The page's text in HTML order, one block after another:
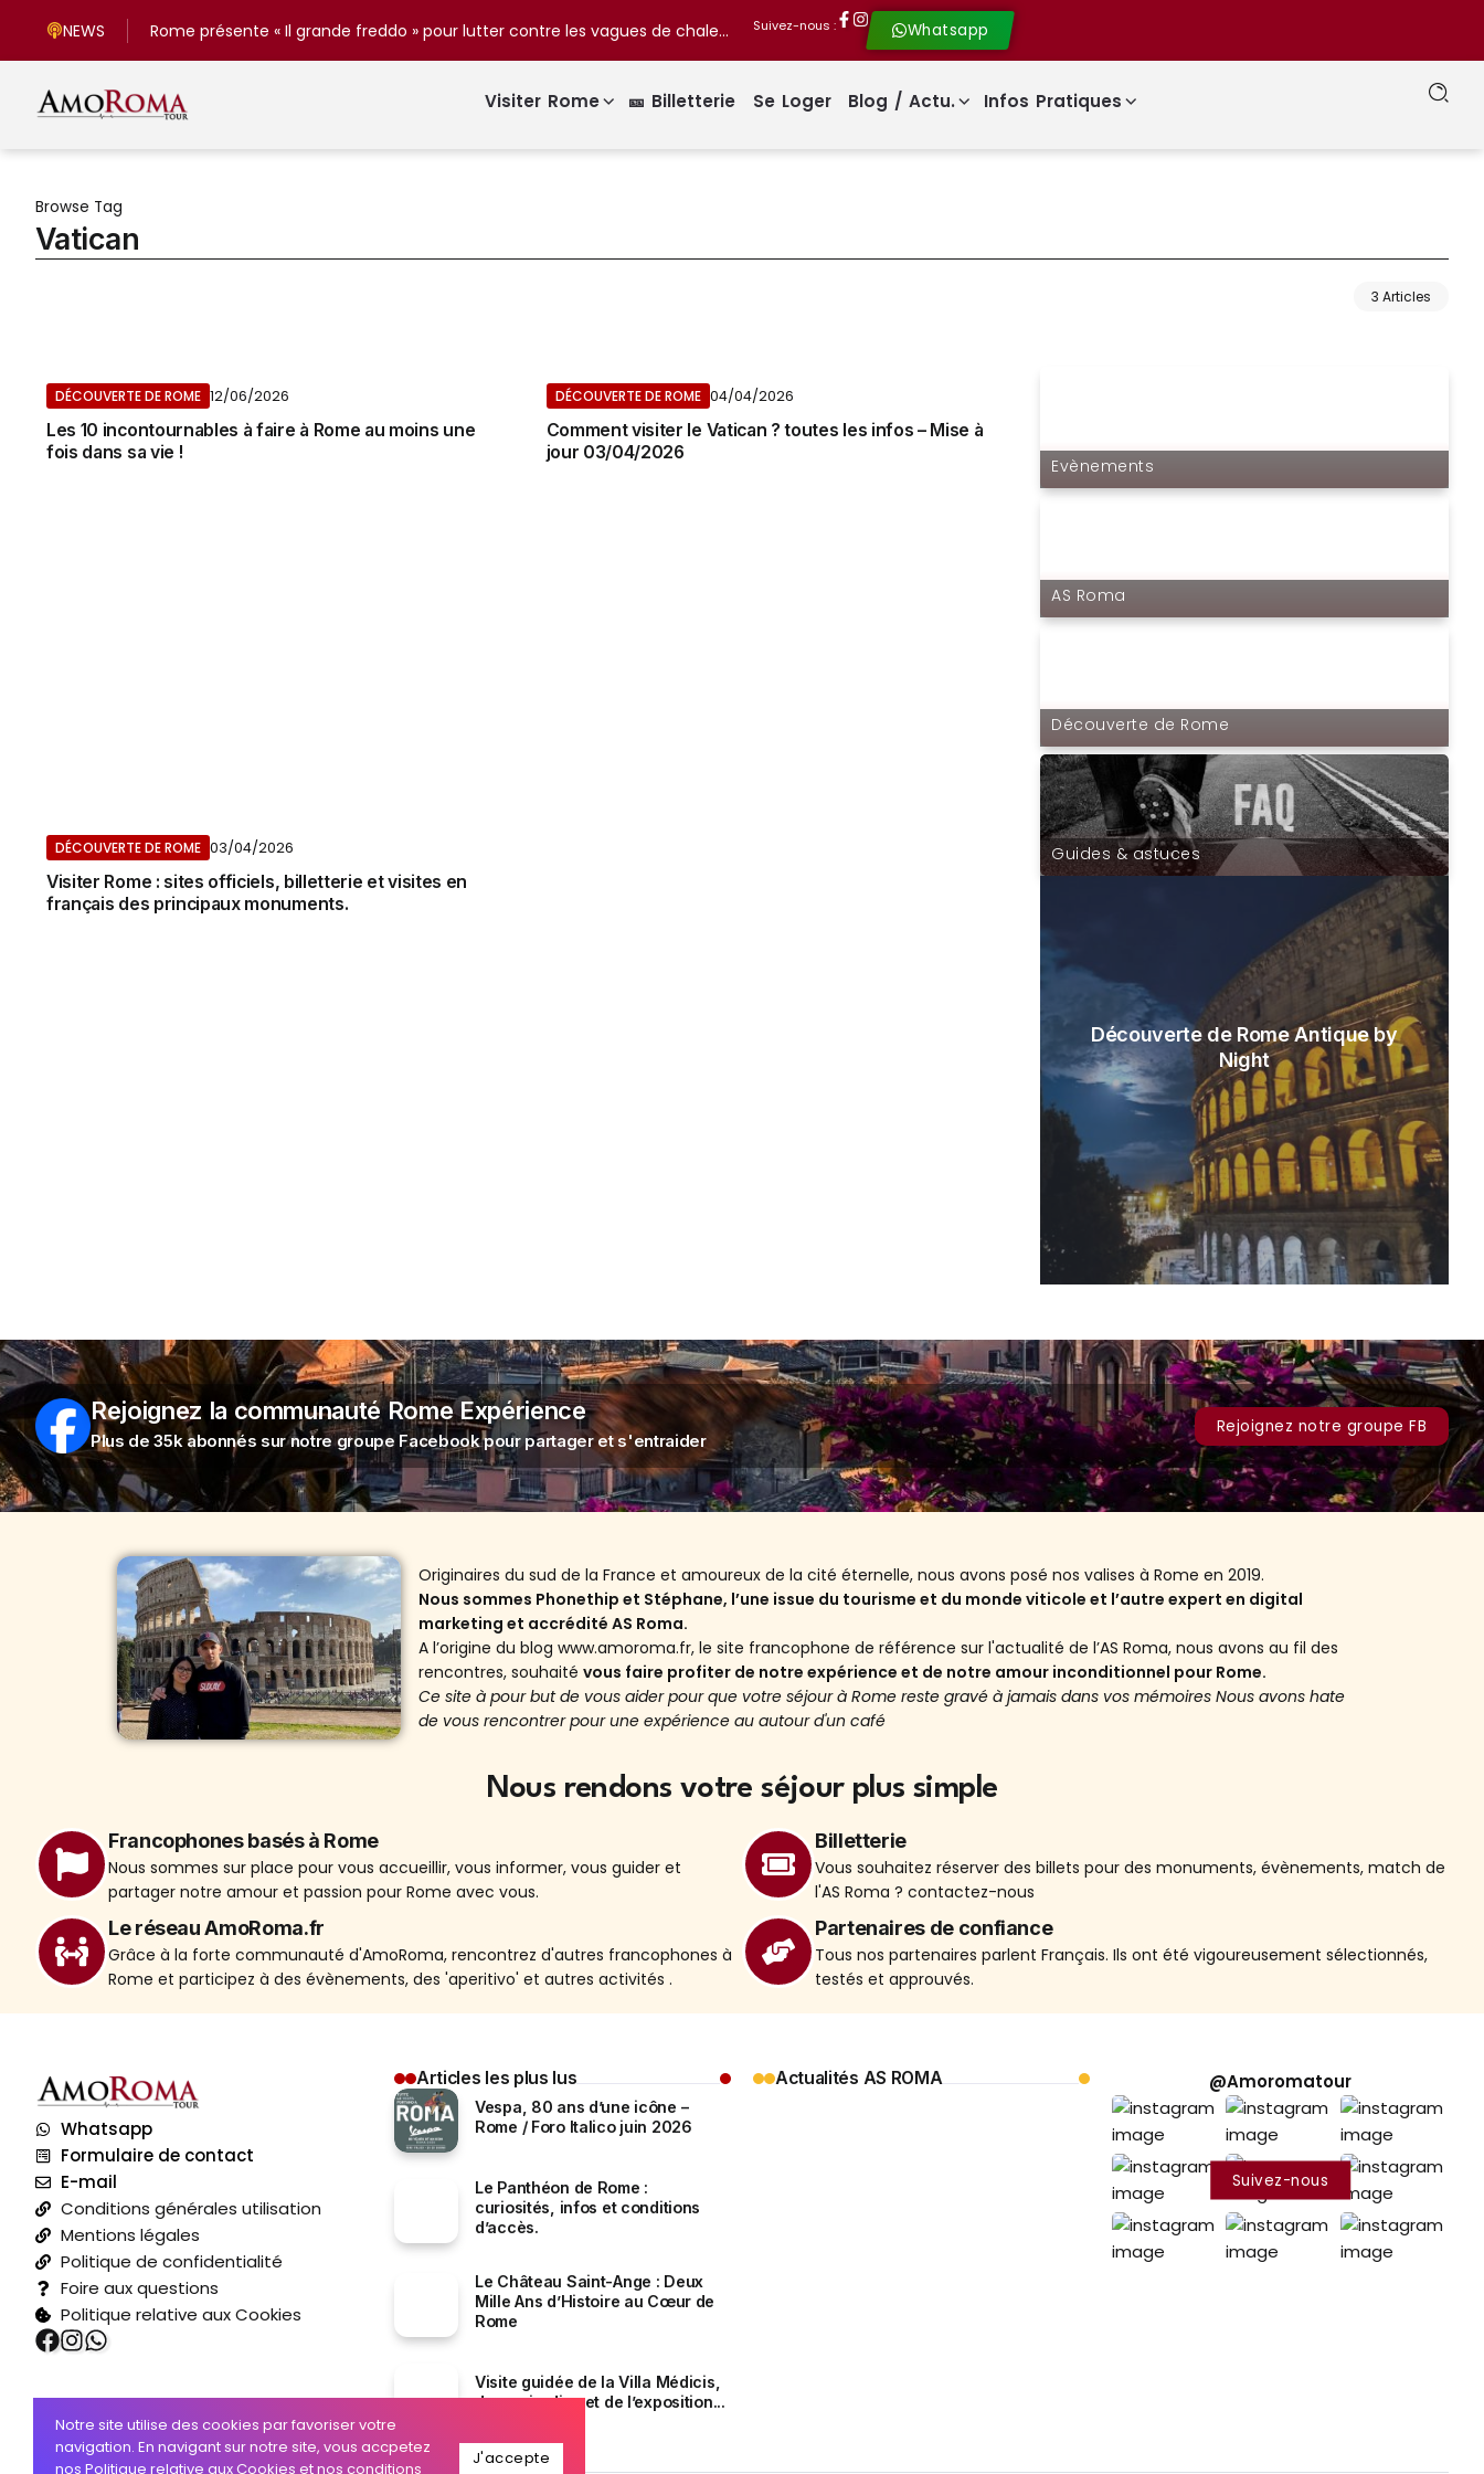
NEWS Rome présente « Il grande freddo » pour lutter contre les vagues de chaleur ! Suivez-nous : Whatsapp
Visiter Rome 🎫 Billetterie Se Loger Blog / Actu. Infos Pratiques
Browse Tag
Vatican
3 Articles
DÉCOUVERTE DE ROME 12/06/2026
Les 10 incontournables à faire à Rome au moins une
fois dans sa vie !
DÉCOUVERTE DE ROME 04/04/2026
Comment visiter le Vatican ? toutes les infos – Mise à
jour 03/04/2026
DÉCOUVERTE DE ROME 03/04/2026
Visiter Rome : sites officiels, billetterie et visites en
français des principaux monuments.
Evènements
AS Roma
Découverte de Rome
Guides & astuces
Découverte de Rome Antique by
Night
Rejoignez la communauté Rome Expérience
Plus de 35k abonnés sur notre groupe Facebook pour partager et s'entraider
Rejoignez notre groupe FB
Originaires du sud de la France et amoureux de la cité éternelle, nous avons posé nos valises à Rome en 2019.
Nous sommes Phonethip et Stéphane, l’une issue du tourisme et du monde viticole et l’autre expert en digital
marketing et accrédité AS Roma.
A l’origine du blog www.amoroma.fr, le site francophone de référence sur l'actualité de l’AS Roma, nous avons au fil des
rencontres, souhaitévous faire profiter de notre expérience et de notre amour inconditionnel pour Rome.
Ce site à pour but de vous aider pour que votre séjour à Rome reste gravé à jamais dans vos mémoires Nous avons hate
de vous rencontrer pour une expérience au autour d'un café
Nous rendons votre séjour plus simple
Francophones basés à Rome
Nous sommes sur place pour vous accueillir, vous informer, vous guider et
partager notre amour et passion pour Rome avec vous.
Billetterie
Vous souhaitez réserver des billets pour des monuments, évènements, match de
l'AS Roma ? contactez-nous
Le réseau AmoRoma.fr
Grâce à la forte communauté d'AmoRoma, rencontrez d'autres francophones à
Rome et participez à des évènements, des 'aperitivo' et autres activités .
Partenaires de confiance
Tous nos partenaires parlent Français. Ils ont été vigoureusement sélectionnés,
testés et approuvés.
Whatsapp
Formulaire de contact
E-mail
Conditions générales utilisation
Mentions légales
Politique de confidentialité
Foire aux questions
Politique relative aux Cookies
Articles les plus lus
Vespa, 80 ans d’une icône –
Rome / Foro Italico juin 2026
Le Panthéon de Rome :
curiosités, infos et conditions
d’accès.
Le Château Saint-Ange : Deux
Mille Ans d’Histoire au Cœur de
Rome
Visite guidée de la Villa Médicis,
de ses jardins et de l’exposition...
Actualités AS ROMA @Amoromatour
Suivez-nous
Notre site utilise des cookies par favoriser votre
navigation. En navigant sur notre site, vous accpetez
nos Politique relative aux Cookies et nos conditions
J'accepte